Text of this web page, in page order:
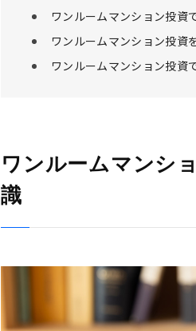
ワンルームマンション投資
ワンルームマンション投資
ワンルームマンション投資
ワンルームマンシ
識